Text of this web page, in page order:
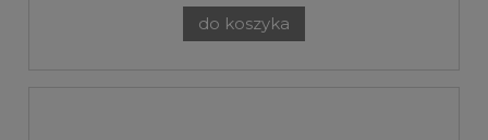
do koszyka